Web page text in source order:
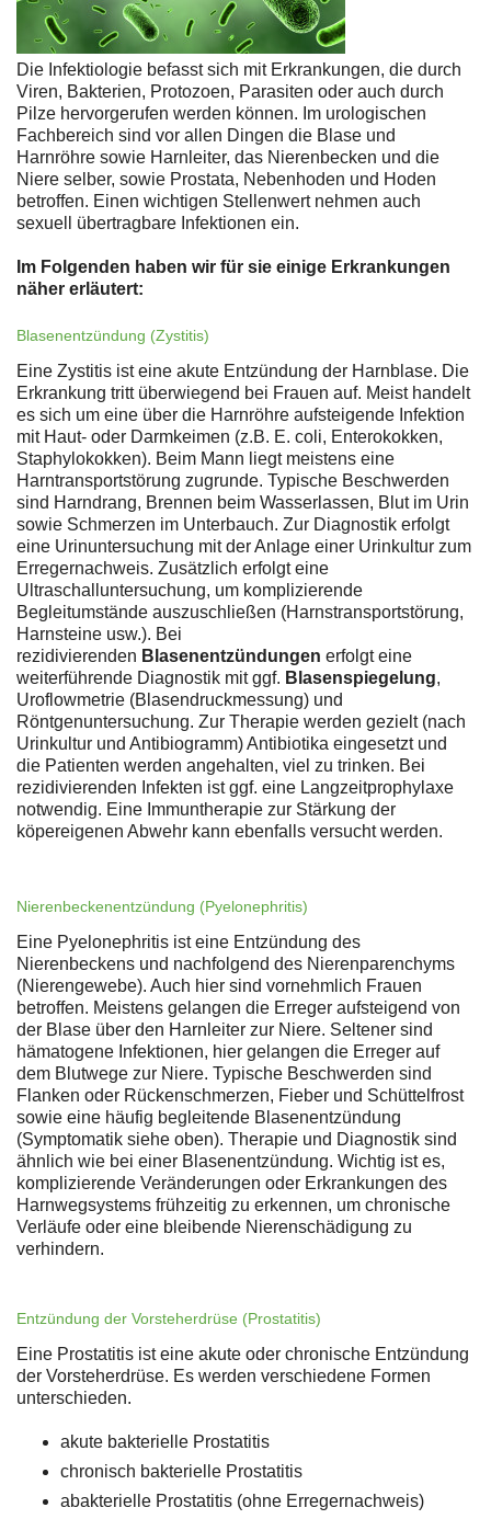
Die Infektiologie befasst sich mit Erkrankungen, die durch
Viren, Bakterien, Protozoen, Parasiten oder auch durch
Pilze hervorgerufen werden können. Im urologischen
Fachbereich sind vor allen Dingen die Blase und
Harnröhre sowie Harnleiter, das Nierenbecken und die
Niere selber, sowie Prostata, Nebenhoden und Hoden
betroffen. Einen wichtigen Stellenwert nehmen auch
sexuell übertragbare Infektionen ein.
Im Folgenden haben wir für sie einige Erkrankungen
näher erläutert:
Blasenentzündung (Zystitis)
Eine Zystitis ist eine akute Entzündung der Harnblase. Die
Erkrankung tritt überwiegend bei Frauen auf. Meist handelt
es sich um eine über die Harnröhre aufsteigende Infektion
mit Haut- oder Darmkeimen (z.B. E. coli, Enterokokken,
Staphylokokken). Beim Mann liegt meistens eine
Harntransportstörung zugrunde. Typische Beschwerden
sind Harndrang, Brennen beim Wasserlassen, Blut im Urin
sowie Schmerzen im Unterbauch. Zur Diagnostik erfolgt
eine Urinuntersuchung mit der Anlage einer Urinkultur zum
Erregernachweis. Zusätzlich erfolgt eine
Ultraschalluntersuchung, um komplizierende
Begleitumstände auszuschließen (Harnstransportstörung,
Harnsteine usw.). Bei
rezidivierenden Blasenentzündungen erfolgt eine
weiterführende Diagnostik mit ggf. Blasenspiegelung,
Uroflowmetrie (Blasendruckmessung) und
Röntgenuntersuchung. Zur Therapie werden gezielt (nach
Urinkultur und Antibiogramm) Antibiotika eingesetzt und
die Patienten werden angehalten, viel zu trinken. Bei
rezidivierenden Infekten ist ggf. eine Langzeitprophylaxe
notwendig. Eine Immuntherapie zur Stärkung der
köpereigenen Abwehr kann ebenfalls versucht werden.
Nierenbeckenentzündung (Pyelonephritis)
Eine Pyelonephritis ist eine Entzündung des
Nierenbeckens und nachfolgend des Nierenparenchyms
(Nierengewebe). Auch hier sind vornehmlich Frauen
betroffen. Meistens gelangen die Erreger aufsteigend von
der Blase über den Harnleiter zur Niere. Seltener sind
hämatogene Infektionen, hier gelangen die Erreger auf
dem Blutwege zur Niere. Typische Beschwerden sind
Flanken oder Rückenschmerzen, Fieber und Schüttelfrost
sowie eine häufig begleitende Blasenentzündung
(Symptomatik siehe oben). Therapie und Diagnostik sind
ähnlich wie bei einer Blasenentzündung. Wichtig ist es,
komplizierende Veränderungen oder Erkrankungen des
Harnwegsystems frühzeitig zu erkennen, um chronische
Verläufe oder eine bleibende Nierenschädigung zu
verhindern.
Entzündung der Vorsteherdrüse (Prostatitis)
Eine Prostatitis ist eine akute oder chronische Entzündung
der Vorsteherdrüse. Es werden verschiedene Formen
unterschieden.
akute bakterielle Prostatitis
chronisch bakterielle Prostatitis
abakterielle Prostatitis (ohne Erregernachweis)